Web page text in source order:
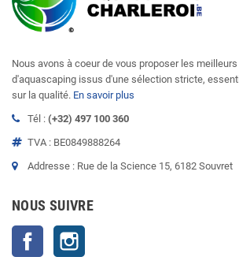
Nous avons à coeur de vous proposer les
d'aquascaping issus d'une sélection stricte,
sur la qualité. En savoir plus
Tél : (+32) 497 100 360
TVA : BE0849888264
Addresse : Rue de la Science 15, 6182 Souvret
NOUS SUIVRE
Facebook